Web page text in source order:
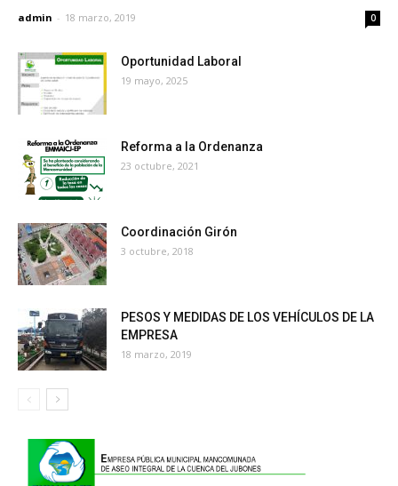
admin - 18 marzo, 2019 0
Oportunidad Laboral
19 mayo, 2025
Reforma a la Ordenanza
23 octubre, 2021
Coordinación Girón
3 octubre, 2018
PESOS Y MEDIDAS DE LOS VEHÍCULOS DE LA
EMPRESA
18 marzo, 2019